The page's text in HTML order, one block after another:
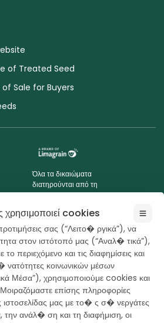
of Treated Seed
Sale for Buyers
Όλα τα δικαιώματα
διατηρούνται από τη
Hazera 2026
χρησιμοποιεί cookies
σας (“Λειτο� ργικά”), να
στον ιστότοπό μας (“Αναλ� τικά”),
περιεχόμενο και τις διαφημίσεις και
νατότητες κοινωνικών μέσων
Μέσα”), χρησιμοποιούμε cookies και
επίσης πληροφορίες
ιστοσελίδας μας με το� ς σ� νεργάτες
την ανάλ� ση και τη διαφήμιση, οι